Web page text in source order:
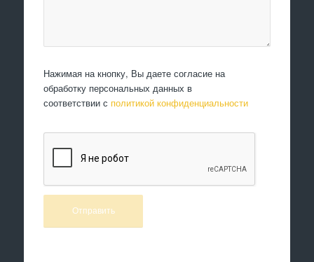
Нажимая на кнопку, Вы даете согласие на
обработку персональных данных в
соответствии с политикой конфиденциальности